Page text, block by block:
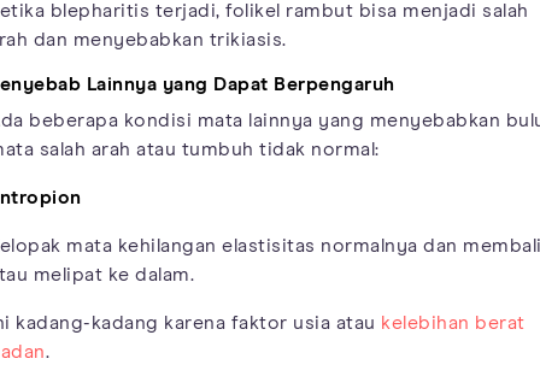
blepharitis terjadi, folikel rambut bisa menjadi salah
dan menyebabkan trikiasis.
Lainnya yang Dapat Berpengaruh
beberapa kondisi mata lainnya yang menyebabkan
salah arah atau tumbuh tidak normal:
mata kehilangan elastisitas normalnya dan
melipat ke dalam.
kadang-kadang karena faktor usia atau kelebihan berat
.